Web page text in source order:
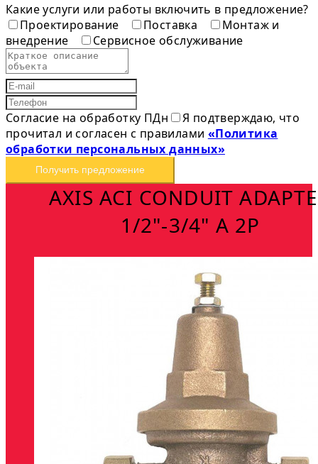
Какие услуги или работы включить в предложение?
Проектирование
Поставка
Монтаж и
внедрение
Сервисное обслуживание
Согласие на обработку ПДн
Я подтверждаю, что
прочитал и согласен с правилами «Политика
обработки персональных данных»
Получить предложение
AXIS ACI CONDUIT
1/2"-3/4" A 2P